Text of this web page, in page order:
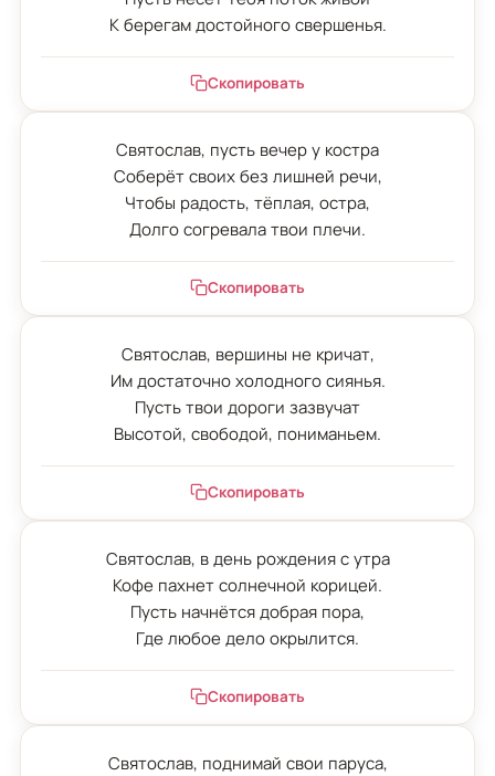
К берегам достойного свершенья.
Скопировать
Святослав, пусть вечер у костра
Соберёт своих без лишней речи,
Чтобы радость, тёплая, остра,
Долго согревала твои плечи.
Скопировать
Святослав, вершины не кричат,
Им достаточно холодного сиянья.
Пусть твои дороги зазвучат
Высотой, свободой, пониманьем.
Скопировать
Святослав, в день рождения с утра
Кофе пахнет солнечной корицей.
Пусть начнётся добрая пора,
Где любое дело окрылится.
Скопировать
Святослав, поднимай свои паруса,